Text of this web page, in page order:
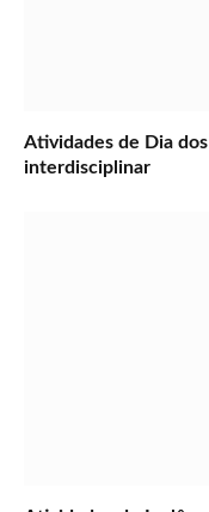
Atividades de Dia
interdisciplinar